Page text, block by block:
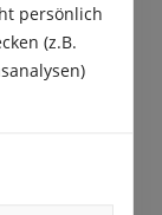
immer
persönlich
(z.B.